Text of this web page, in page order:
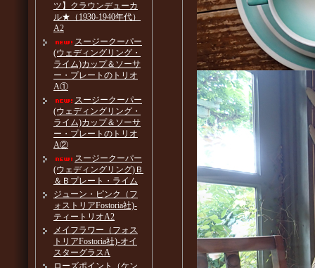
ツ】クラウンデューカ
ル★（1930-1940年代）
A2
スージークーパー
(ウェディングリング・
ライム)カップ＆ソーサ
ー・プレートのトリオ
A①
スージークーパー
(ウェディングリング・
ライム)カップ＆ソーサ
ー・プレートのトリオ
A②
スージークーパー
(ウェディングリング)Ｂ
＆Ｂプレート・ライム
ジューン・ピンク（フ
ォストリアFostoria社)-
ティートリオA2
メイフラワー（フォス
トリアFostoria社)-オイ
スターグラスA
ローズポイント（ケン